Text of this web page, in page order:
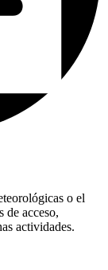
o el
de acceso,
actividades.